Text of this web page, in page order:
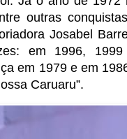
outras
Josabel
em 1996,
em 1979 e em
Caruaru”.